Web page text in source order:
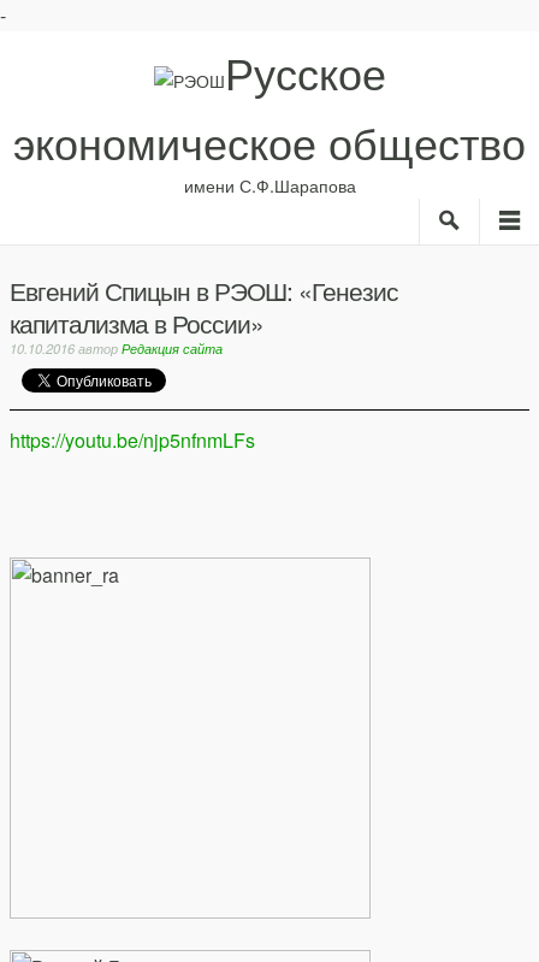
-
Русское
экономическое общество
имени С.Ф.Шарапова
Search
Авторы Библиотека
Анонсы
Евгений Спицын в РЭОШ: «Генезис
капитализма в России»
10.10.2016авторРедакция сайта
https://youtu.be/njp5nfnmLFs